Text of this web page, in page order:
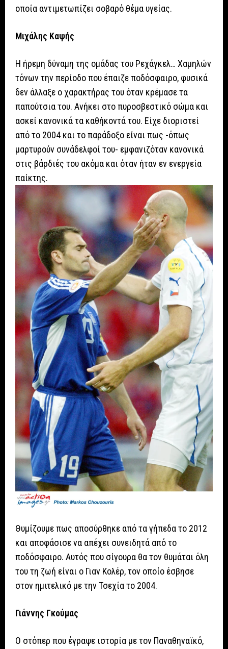
οποία αντιμετωπίζει σοβαρό θέμα υγείας.
Μιχάλης Καψής
Η ήρεμη δύναμη της ομάδας του Ρεχάγκελ… Χαμηλών
τόνων την περίοδο που έπαιζε ποδόσφαιρο, φυσικά
δεν άλλαξε ο χαρακτήρας του όταν κρέμασε τα
παπούτσια του. Ανήκει στο πυροσβεστικό σώμα και
ασκεί κανονικά τα καθήκοντά του. Είχε διοριστεί
από το 2004 και το παράδοξο είναι πως -όπως
μαρτυρούν συνάδελφοί του- εμφανιζόταν κανονικά
στις βάρδιές του ακόμα και όταν ήταν εν ενεργεία
παίκτης.
Θυμίζουμε πως αποσύρθηκε από τα γήπεδα το 2012
και αποφάσισε να απέχει συνειδητά από το
ποδόσφαιρο. Αυτός που σίγουρα θα τον θυμάται όλη
του τη ζωή είναι ο Γιαν Κολέρ, τον οποίο έσβησε
στον ημιτελικό με την Τσεχία το 2004.
Γιάννης Γκούμας
Ο στόπερ που έγραψε ιστορία με τον Παναθηναϊκό,